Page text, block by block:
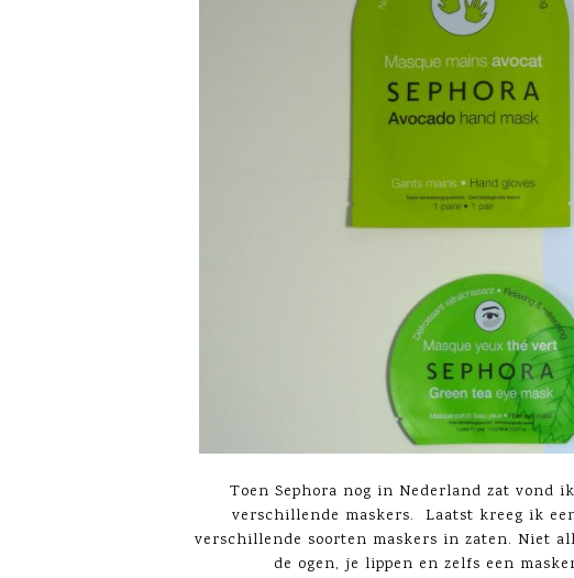
Toen Sephora nog in Nederland zat vond
verschillende maskers. Laatst kreeg ik
verschillende soorten maskers in zaten. Niet
de ogen, je lippen en zelfs een